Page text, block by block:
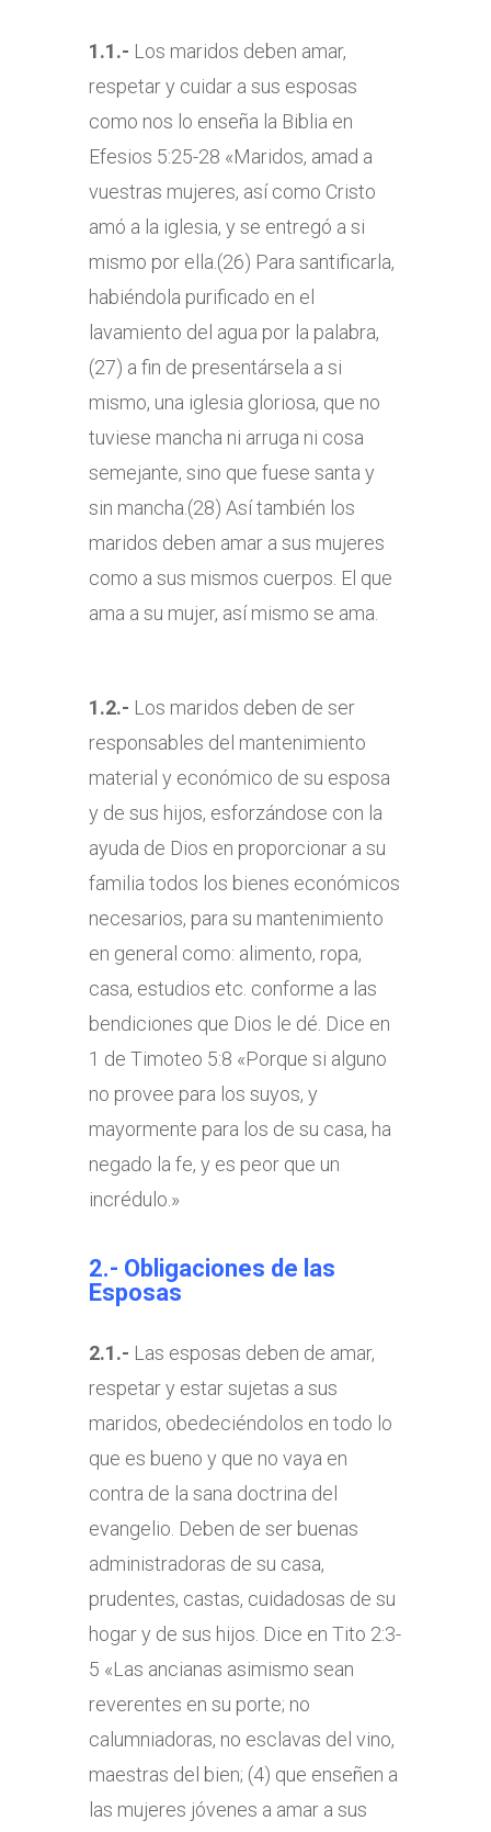
1.1.- Los maridos deben amar,
respetar y cuidar a sus esposas
como nos lo enseña la Biblia en
Efesios 5:25-28 «Maridos, amad a
vuestras mujeres, así como Cristo
amó a la iglesia, y se entregó a si
mismo por ella.(26) Para santificarla,
habiéndola purificado en el
lavamiento del agua por la palabra,
(27) a fin de presentársela a si
mismo, una iglesia gloriosa, que no
tuviese mancha ni arruga ni cosa
semejante, sino que fuese santa y
sin mancha.(28) Así también los
maridos deben amar a sus mujeres
como a sus mismos cuerpos. El que
ama a su mujer, así mismo se ama.
1.2.- Los maridos deben de ser
responsables del mantenimiento
material y económico de su esposa
y de sus hijos, esforzándose con la
ayuda de Dios en proporcionar a su
familia todos los bienes económicos
necesarios, para su mantenimiento
en general como: alimento, ropa,
casa, estudios etc. conforme a las
bendiciones que Dios le dé. Dice en
1 de Timoteo 5:8 «Porque si alguno
no provee para los suyos, y
mayormente para los de su casa, ha
negado la fe, y es peor que un
incrédulo.»
2.- Obligaciones de las
Esposas
2.1.- Las esposas deben de amar,
respetar y estar sujetas a sus
maridos, obedeciéndolos en todo lo
que es bueno y que no vaya en
contra de la sana doctrina del
evangelio. Deben de ser buenas
administradoras de su casa,
prudentes, castas, cuidadosas de su
hogar y de sus hijos. Dice en Tito 2:3-
5 «Las ancianas asimismo sean
reverentes en su porte; no
calumniadoras, no esclavas del vino,
maestras del bien; (4) que enseñen a
las mujeres jóvenes a amar a sus